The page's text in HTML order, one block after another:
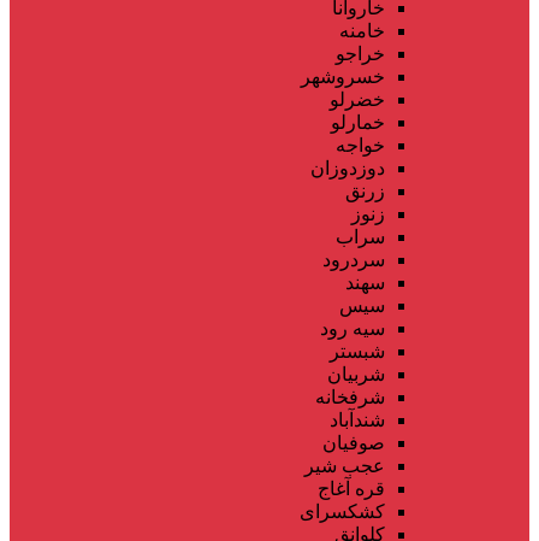
خاروانا
خامنه
خراجو
خسروشهر
خضرلو
خمارلو
خواجه
دوزدوزان
زرنق
زنوز
سراب
سردرود
سهند
سیس
سیه رود
شبستر
شربیان
شرفخانه
شندآباد
صوفیان
عجب شیر
قره آغاج
کشکسرای
کلوانق